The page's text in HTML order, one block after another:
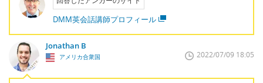
DMM英会話講師プロフィール
Jonathan B
アメリカ合衆国 2022/07/09 18:05